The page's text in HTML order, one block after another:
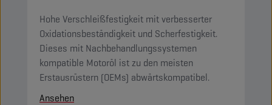
Hohe Verschleißfestigkeit mit verbesserter
Oxidationsbeständigkeit und Scherfestigkeit.
Dieses mit Nachbehandlungssystemen
kompatible Motoröl ist zu den meisten
Erstausrüstern (OEMs) abwärtskompatibel.
Ansehen